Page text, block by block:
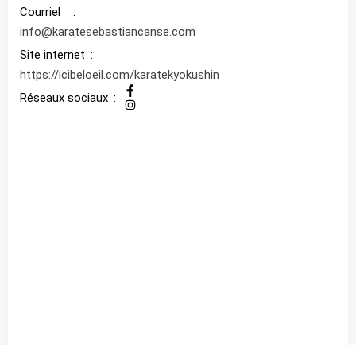
Courriel
info@karatesebastiancanse.com
Site internet
https://icibeloeil.com/karatekyokushin
Réseaux sociaux